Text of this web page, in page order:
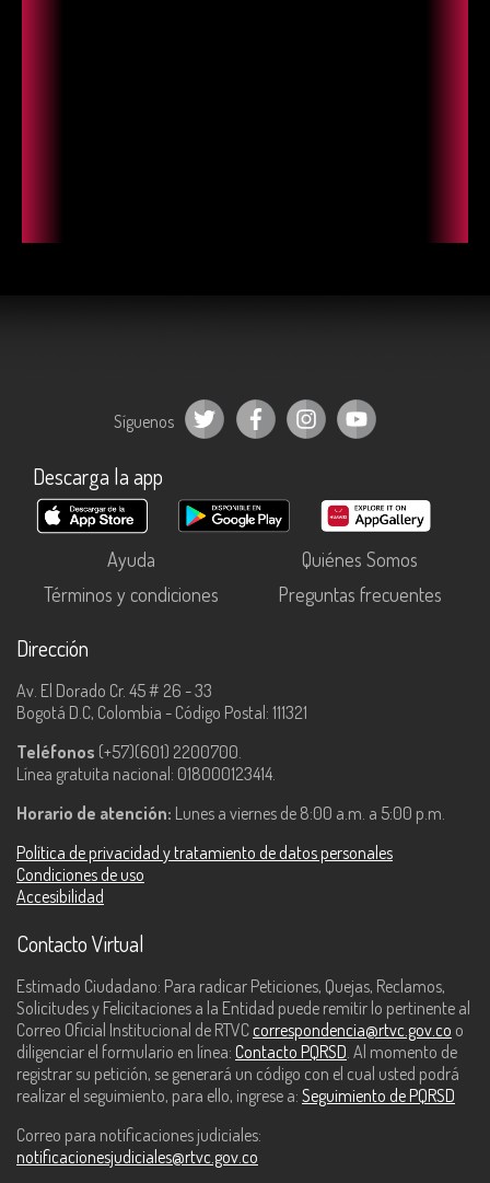
Síguenos
Descarga la app
Ayuda
Quiénes Somos
Términos y condiciones
Preguntas frecuentes
Dirección
Av. El Dorado Cr. 45 # 26 - 33
Bogotá D.C, Colombia - Código Postal: 111321
Teléfonos (+57)(601) 2200700.
Línea gratuita nacional: 018000123414.
Horario de atención: Lunes a viernes de 8:00 a.m. a 5:00 p.m.
Política de privacidad y tratamiento de datos personales
Condiciones de uso
Accesibilidad
Contacto Virtual
Estimado Ciudadano: Para radicar Peticiones, Quejas, Reclamos,
Solicitudes y Felicitaciones a la Entidad puede remitir lo pertinente al
Correo Oficial Institucional de RTVC correspondencia@rtvc.gov.co o
diligenciar el formulario en línea: Contacto PQRSD . Al momento de
registrar su petición, se generará un código con el cual usted podrá
realizar el seguimiento, para ello, ingrese a: Seguimiento de PQRSD
Correo para notificaciones judiciales:
notificacionesjudiciales@rtvc.gov.co